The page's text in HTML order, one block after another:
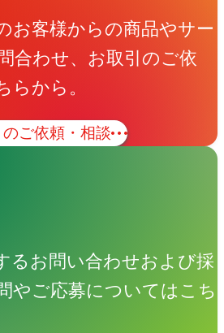
お客様からの商品やサー
合わせ、お取引のご依
らから。
ご依頼・相談
るお問い合わせおよび採
やご応募についてはこち